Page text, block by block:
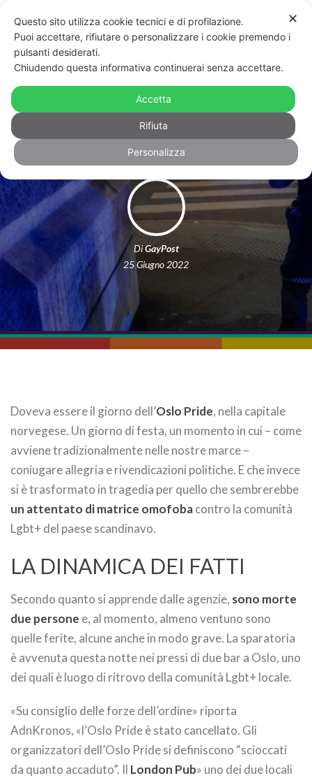
Attentato in una discoteca gay, Oslo
Pride annullato
DiGayPost
25 Giugno 2022
Doveva essere il giorno dell’Oslo Pride, nella capitale
norvegese. Un giorno di festa, un momento in cui – come
avviene tradizionalmente nelle nostre marce –
coniugare allegria e rivendicazioni politiche. E che invece
si è trasformato in tragedia per quello che sembrerebbe
un attentato di matrice omofobacontro la comunità
Lgbt+ del paese scandinavo.
LA DINAMICA DEI FATTI
Secondo quanto si apprende dalle agenzie, sono morte
due persone e, al momento, almeno ventuno sono
quelle ferite, alcune anche in modo grave. La sparatoria
è avvenuta questa notte nei pressi di due bar a Oslo, uno
dei quali è luogo di ritrovo della comunità Lgbt+ locale.
«Su consiglio delle forze dell’ordine» riporta
AdnKronos, «l’Oslo Pride è stato cancellato. Gli
organizzatori dell’Oslo Pride si definiscono “scioccati
da quanto accaduto”. Il London Pub» uno dei due locali
✕
Questo sito utilizza cookie tecnici e di profilazione.
Puoi accettare, rifiutare o personalizzare i cookie premendo i
pulsanti desiderati.
Chiudendo questa informativa continuerai senza accettare.
Accetta
Rifiuta
Personalizza